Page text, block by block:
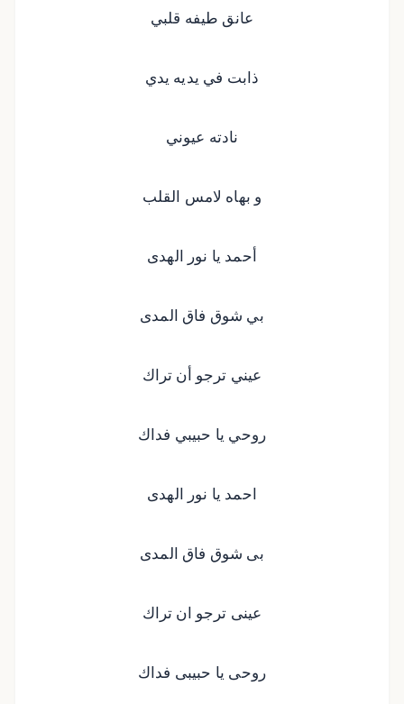
عانق طيفه قلبي
ذابت في يديه يدي
نادته عيوني
و بهاه لامس القلب
أحمد يا نور الهدى
بي شوق فاق المدى
عيني ترجو أن تراك
روحي يا حبيبي فداك
احمد يا نور الهدى
بى شوق فاق المدى
عينى ترجو ان تراك
روحى يا حبيبى فداك